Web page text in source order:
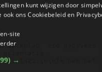
kunt wijzigen door
ons ​​Cookiebeleid en
site
→